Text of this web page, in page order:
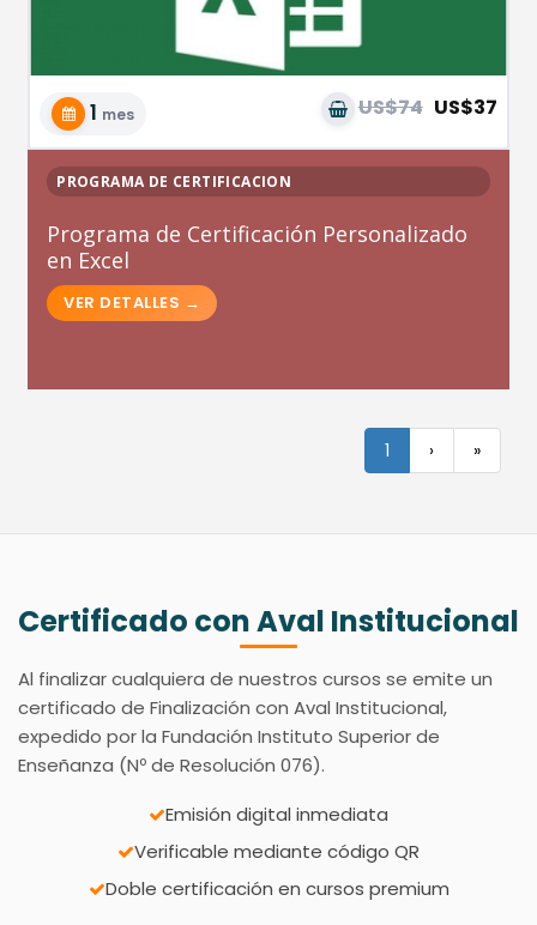
1 mes US$74 US$37
PROGRAMA DE CERTIFICACION
Programa de Certificación Personalizado
en Excel
1 › »
Certificado con Aval Institucional
Al finalizar cualquiera de nuestros cursos se emite un
certificado de Finalización con Aval Institucional,
expedido por la Fundación Instituto Superior de
Enseñanza (Nº de Resolución 076).
Emisión digital inmediata
Verificable mediante código QR
Doble certificación en cursos premium